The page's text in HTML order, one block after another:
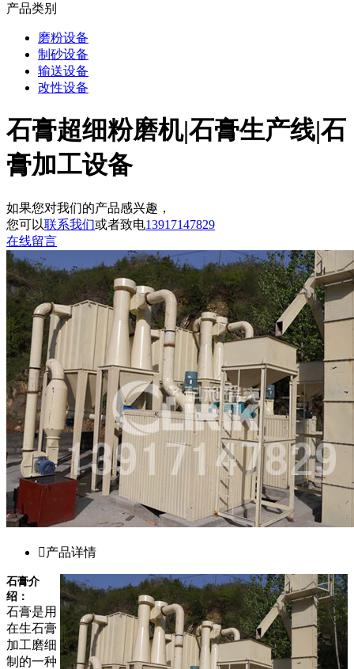
产品类别
磨粉设备
制砂设备
输送设备
改性设备
石膏超细粉磨机|石膏生产线|石
膏加工设备
如果您对我们的产品感兴趣，
您可以联系我们或者致电13917147829
在线留言
产品详情
石膏介
绍：
石膏是用
在生石膏
加工磨细
制的一种